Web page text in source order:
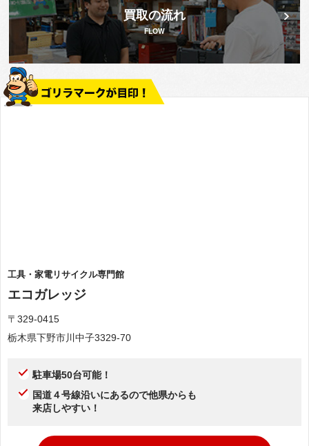
買取の流れ
FLOW
工具・家電リサイクル専門館
エコガレッジ
〒329-0415
栃木県下野市川中子3329-70
駐車場50台可能！
国道４号線沿いにあるので他県からも
来店しやすい！